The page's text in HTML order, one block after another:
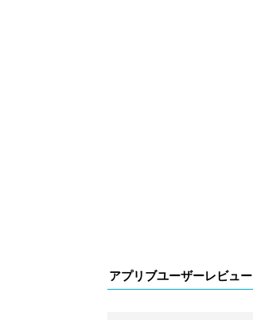
アプリブユーザーレビュー